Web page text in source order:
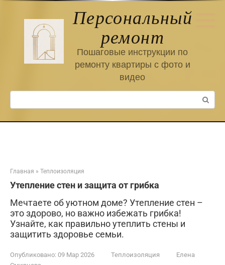
Персональный
ремонт
Пошаговые инструкции по
ремонту квартиры с фото и
видео
Поиск:
Главная » Теплоизоляция
Утепление стен и защита от грибка
Мечтаете об уютном доме? Утепление стен –
это здорово, но важно избежать грибка!
Узнайте, как правильно утеплить стены и
защитить здоровье семьи.
Опубликовано: 09 Мар 2026 Теплоизоляция
Елена